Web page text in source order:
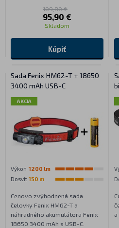
109,80 €
95,90 €
Skladom
Kúpiť
Sada Fenix HM62-T + 18650
3400 mAh USB-C
AKCIA
Výkon 1200 lm
Dosvit 150 m
Cenovo zvýhodnená sada
čelovky Fenix HM62-T a
náhradného akumulátora Fenix
18650 3400 mAh s USB-C.